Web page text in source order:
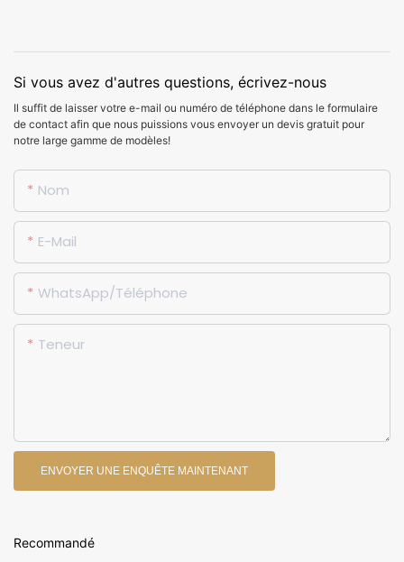
Si vous avez d'autres questions, écrivez-nous
Il suffit de laisser votre e-mail ou numéro de téléphone dans le formulaire
de contact afin que nous puissions vous envoyer un devis gratuit pour
notre large gamme de modèles!
Nom
E-Mail
WhatsApp/Téléphone
Teneur
ENVOYER UNE ENQUÊTE MAINTENANT
Recommandé